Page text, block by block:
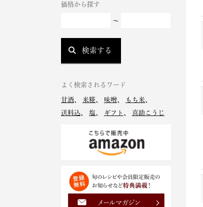
価格から探す
～
検索する
よく検索されるワード
甘酒 米糀 味噌 もち米
送料込
塩 ギフト 喜助こうじ